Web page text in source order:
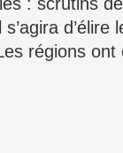
d’élire
régions